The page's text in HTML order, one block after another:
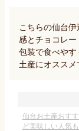
こちらの仙台
感とチョコレ
包装で食べや
土産にオススメ
仙台お土産おす
ど美味しい人気